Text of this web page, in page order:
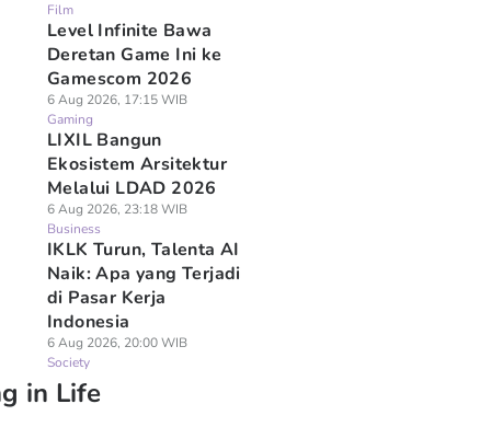
Film
Level Infinite Bawa
Deretan Game Ini ke
Gamescom 2026
6 Aug 2026, 17:15 WIB
Gaming
LIXIL Bangun
Ekosistem Arsitektur
Melalui LDAD 2026
6 Aug 2026, 23:18 WIB
Business
IKLK Turun, Talenta AI
Naik: Apa yang Terjadi
di Pasar Kerja
Indonesia
6 Aug 2026, 20:00 WIB
Society
in Life